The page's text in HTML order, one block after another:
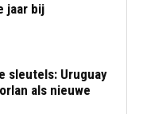
jaar bij
sleutels: Uruguay
als nieuwe